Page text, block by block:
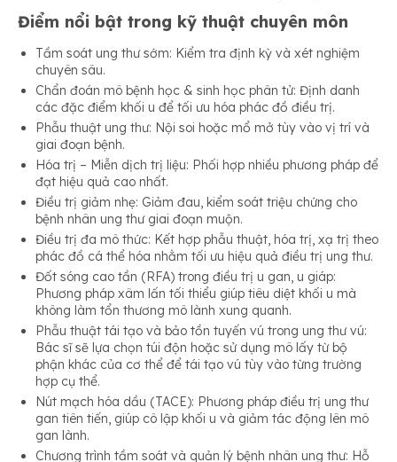
Điểm nổi bật trong kỹ thuật chuyên môn
Tầm soát ung thư sớm: Kiểm tra định kỳ và xét nghiệm
chuyên sâu.
Chẩn đoán mô bệnh học & sinh học phân tử: Định danh
các đặc điểm khối u để tối ưu hóa phác đồ điều trị.
Phẫu thuật ung thư: Nội soi hoặc mổ mở tùy vào vị trí và
giai đoạn bệnh.
Hóa trị – Miễn dịch trị liệu: Phối hợp nhiều phương pháp để
đạt hiệu quả cao nhất.
Điều trị giảm nhẹ: Giảm đau, kiểm soát triệu chứng cho
bệnh nhân ung thư giai đoạn muộn.
Điều trị đa mô thức: Kết hợp phẫu thuật, hóa trị, xạ trị theo
phác đồ cá thể hóa nhằm tối ưu hiệu quả điều trị ung thư.
Đốt sóng cao tần (RFA) trong điều trị u gan, u giáp:
Phương pháp xâm lấn tối thiểu giúp tiêu diệt khối u mà
không làm tổn thương mô lành xung quanh.
Phẫu thuật tái tạo và bảo tồn tuyến vú trong ung thư vú:
Bác sĩ sẽ lựa chọn túi độn hoặc sử dụng mô lấy từ bộ
phận khác của cơ thể để tái tạo vú tùy vào từng trường
hợp cụ thể.
Nút mạch hóa dầu (TACE): Phương pháp điều trị ung thư
gan tiên tiến, giúp cô lập khối u và giảm tác động lên mô
gan lành.
Chương trình tầm soát và quản lý bệnh nhân ung thư: Hỗ